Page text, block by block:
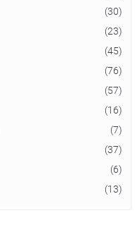
(30)
(23)
(45)
(76)
(57)
(16)
(7)
(37)
(6)
(13)